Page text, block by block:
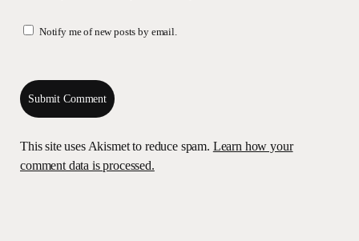
Notify me of new posts by email.
This site uses Akismet to reduce spam. Learn how your
comment data is processed.